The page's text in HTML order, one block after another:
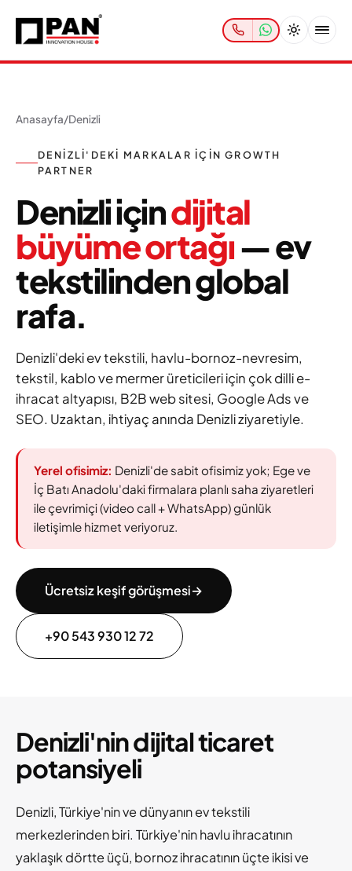
Anasayfa/Denizli
DENIZLI'DEKI MARKALAR IÇIN GROWTH
PARTNER
Denizli içindijital
büyüme ortağı— ev
tekstilinden global
rafa.
Denizli'deki ev tekstili, havlu-bornoz-nevresim,
tekstil, kablo ve mermer üreticileri için çok dilli e-
ihracat altyapısı, B2B web sitesi, Google Ads ve
SEO. Uzaktan, ihtiyaç anında Denizli ziyaretiyle.
Yerel ofisimiz: Denizli'de sabit ofisimiz yok; Ege ve
İç Batı Anadolu'daki firmalara planlı saha ziyaretleri
ile çevrimiçi (video call + WhatsApp) günlük
iletişimle hizmet veriyoruz.
Ücretsiz keşif görüşmesi→
+90 543 930 12 72
Denizli'nin dijital ticaret
potansiyeli
Denizli, Türkiye'nin ve dünyanın ev tekstili
merkezlerinden biri. Türkiye'nin havlu ihracatının
yaklaşık dörtte üçü, bornoz ihracatının üçte ikisi ve